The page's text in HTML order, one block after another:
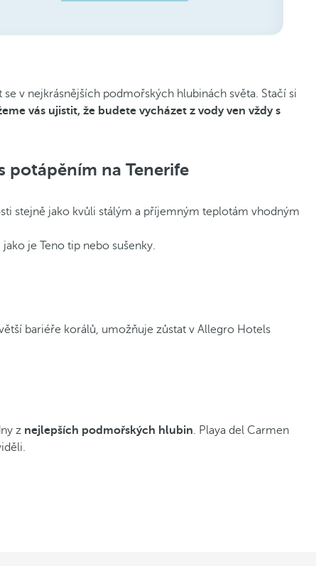
v nejkrásnějších podmořských hlubinách světa. Stačí si
vás ujistit, že budete vycházet z vody ven vždy s
potápěním na Tenerife
stejně jako kvůli stálým a příjemným teplotám vhodným
je Teno tip nebo sušenky.
bariéře korálů, umožňuje zůstat v Allegro Hotels
z nejlepších podmořských hlubin. Playa del Carmen